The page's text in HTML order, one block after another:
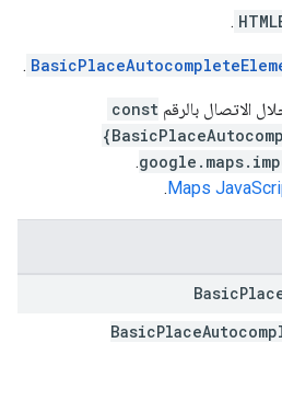
.
.
الاتصال بالرقم const
.
.
Basic